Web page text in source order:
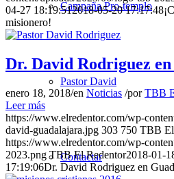
Campaña Pro-templo
Pastor David
Contactar
04-27 18:19:512018-05-20 17:17:48
misionero!
Dr. David Rodriguez
enero 18, 2018/en Noticias /porTBB
Leer más
https://www.elredentor.com/wp-
david-guadalajara.jpg 303 750 TBB
https://www.elredentor.com/wp-
2023.png TBB El Redentor2018-01-
17:19:06Dr. David Rodriguez en